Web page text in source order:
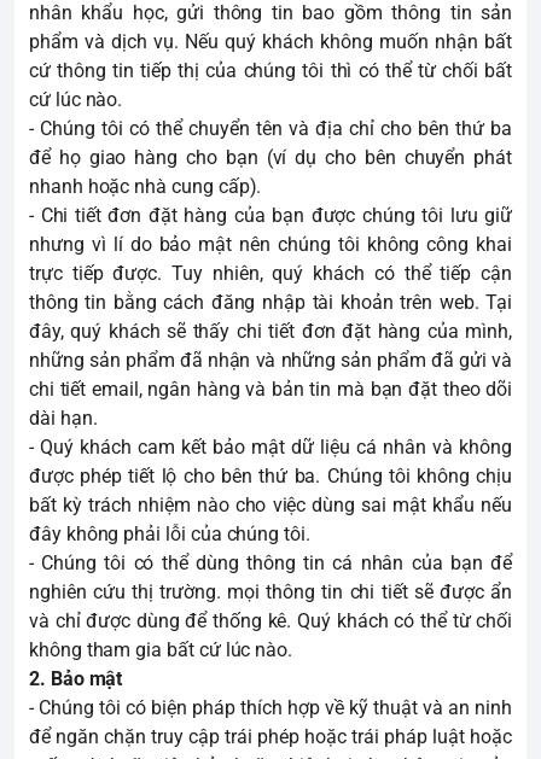
nhân khẩu học, gửi thông tin bao gồm thông tin sản
phẩm và dịch vụ. Nếu quý khách không muốn nhận bất
cứ thông tin tiếp thị của chúng tôi thì có thể từ chối bất
cứ lúc nào.
- Chúng tôi có thể chuyển tên và địa chỉ cho bên thứ ba
để họ giao hàng cho bạn (ví dụ cho bên chuyển phát
nhanh hoặc nhà cung cấp).
- Chi tiết đơn đặt hàng của bạn được chúng tôi lưu giữ
nhưng vì lí do bảo mật nên chúng tôi không công khai
trực tiếp được. Tuy nhiên, quý khách có thể tiếp cận
thông tin bằng cách đăng nhập tài khoản trên web. Tại
đây, quý khách sẽ thấy chi tiết đơn đặt hàng của mình,
những sản phẩm đã nhận và những sản phẩm đã gửi và
chi tiết email, ngân hàng và bản tin mà bạn đặt theo dõi
dài hạn.
- Quý khách cam kết bảo mật dữ liệu cá nhân và không
được phép tiết lộ cho bên thứ ba. Chúng tôi không chịu
bất kỳ trách nhiệm nào cho việc dùng sai mật khẩu nếu
đây không phải lỗi của chúng tôi.
- Chúng tôi có thể dùng thông tin cá nhân của bạn để
nghiên cứu thị trường. mọi thông tin chi tiết sẽ được ẩn
và chỉ được dùng để thống kê. Quý khách có thể từ chối
không tham gia bất cứ lúc nào.
2. Bảo mật
- Chúng tôi có biện pháp thích hợp về kỹ thuật và an ninh
để ngăn chặn truy cập trái phép hoặc trái pháp luật hoặc